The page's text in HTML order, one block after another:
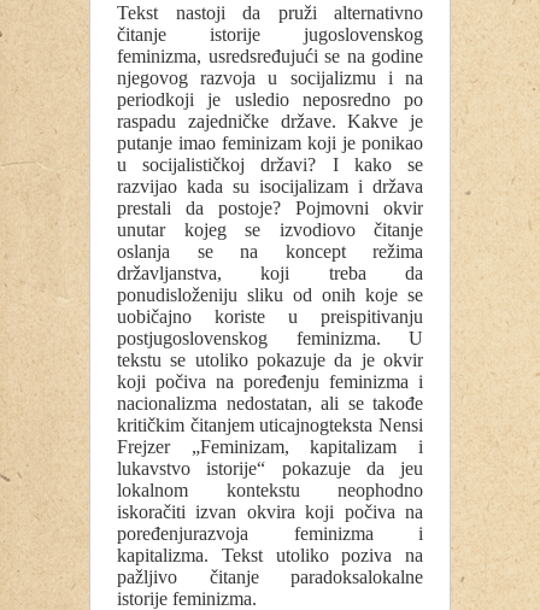
Tekst nastoji da pruži alternativno
čitanje istorije jugoslovenskog
feminizma, usredsređujući se na godine
njegovog razvoja u socijalizmu i na
periodkoji je usledio neposredno po
raspadu zajedničke države. Kakve je
putanje imao feminizam koji je ponikao
u socijalističkoj državi? I kako se
razvijao kada su isocijalizam i država
prestali da postoje? Pojmovni okvir
unutar kojeg se izvodiovo čitanje
oslanja se na koncept režima
državljanstva, koji treba da
ponudisloženiju sliku od onih koje se
uobičajno koriste u preispitivanju
postjugoslovenskog feminizma. U
tekstu se utoliko pokazuje da je okvir
koji počiva na poređenju feminizma i
nacionalizma nedostatan, ali se takođe
kritičkim čitanjem uticajnogteksta Nensi
Frejzer „Feminizam, kapitalizam i
lukavstvo istorije“ pokazuje da jeu
lokalnom kontekstu neophodno
iskoračiti izvan okvira koji počiva na
poređenjurazvoja feminizma i
kapitalizma. Tekst utoliko poziva na
pažljivo čitanje paradoksalokalne
istorije feminizma.